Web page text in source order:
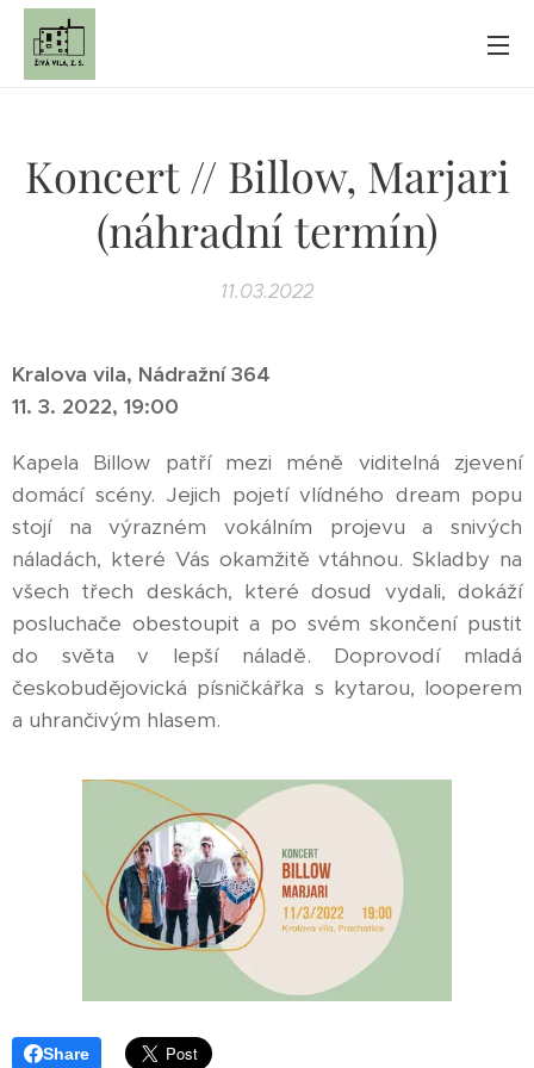
Koncert // Billow, Marjari
(náhradní termín)
11.03.2022
Kralova vila, Nádražní 364
11. 3. 2022, 19:00
Kapela Billow patří mezi méně viditelná zjevení
domácí scény. Jejich pojetí vlídného dream popu
stojí na výrazném vokálním projevu a snivých
náladách, které Vás okamžitě vtáhnou. Skladby na
všech třech deskách, které dosud vydali, dokáží
posluchače obestoupit a po svém skončení pustit
do světa v lepší náladě. Doprovodí mladá
českobudějovická písničkářka s kytarou, looperem
a uhrančivým hlasem.
Share